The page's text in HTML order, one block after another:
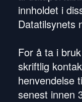
innholdet i
Datatilsynets
For å ta i
skriftlig
henvendelse
senest innen